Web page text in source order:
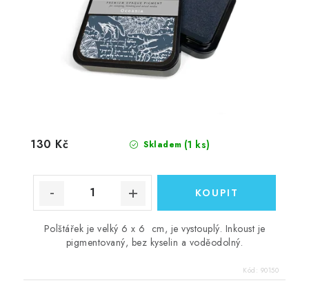
Skladem (1 ks)
130 Kč
Polštářek je velký 6 x 6 cm, je vystouplý. Inkoust je
pigmentovaný, bez kyselin a voděodolný.
Kód: 90150